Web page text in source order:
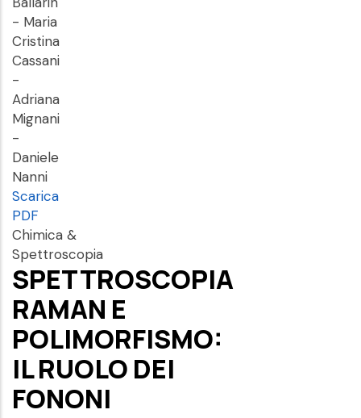
- Maria
Cristina
Cassani
-
Adriana
Mignani
-
Daniele
Nanni
Scarica
PDF
Chimica &
Spettroscopia
SPETTROSCOPIA
RAMAN E
POLIMORFISMO:
IL RUOLO DEI
FONONI